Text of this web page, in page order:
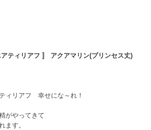
ティリアフ 〛 アクアマリン(プリンセス丈)
ィリアフ 幸せにな～れ！
がやってきて
ます。